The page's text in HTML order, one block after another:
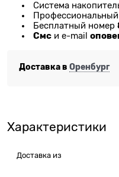
Система
Бесплатный номер
Смс и e-mail
Доставка в Оренбург
Характеристики
Доставка из